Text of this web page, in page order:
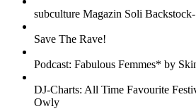
subculture Magazin Soli
Save The Rave!
Podcast: Fabulous Femmes* by
DJ-Charts: All Time Favourite
Owly